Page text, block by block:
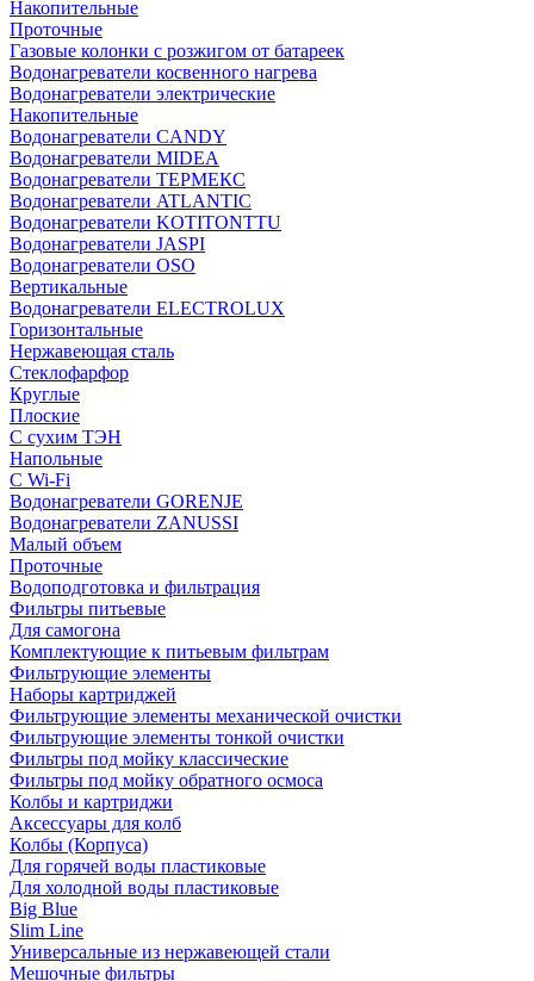
Накопительные
Проточные
Газовые колонки с розжигом от батареек
Водонагреватели косвенного нагрева
Водонагреватели электрические
Накопительные
Водонагреватели CANDY
Водонагреватели MIDEA
Водонагреватели ТЕРМЕКС
Водонагреватели ATLANTIC
Водонагреватели KOTITONTTU
Водонагреватели JASPI
Водонагреватели OSO
Вертикальные
Водонагреватели ELECTROLUX
Горизонтальные
Нержавеющая сталь
Стеклофарфор
Круглые
Плоские
С сухим ТЭН
Напольные
С Wi-Fi
Водонагреватели GORENJE
Водонагреватели ZANUSSI
Малый объем
Проточные
Водоподготовка и фильтрация
Фильтры питьевые
Для самогона
Комплектующие к питьевым фильтрам
Фильтрующие элементы
Наборы картриджей
Фильтрующие элементы механической очистки
Фильтрующие элементы тонкой очистки
Фильтры под мойку классические
Фильтры под мойку обратного осмоса
Колбы и картриджи
Аксессуары для колб
Колбы (Корпуса)
Для горячей воды пластиковые
Для холодной воды пластиковые
Big Blue
Slim Line
Универсальные из нержавеющей стали
Мешочные фильтры